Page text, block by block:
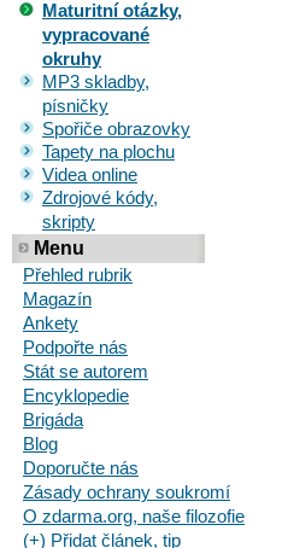
Maturitní otázky,
vypracované
okruhy
MP3 skladby,
písničky
Spořiče obrazovky
Tapety na plochu
Videa online
Zdrojové kódy,
skripty
Menu
Přehled rubrik
Magazín
Ankety
Podpořte nás
Stát se autorem
Encyklopedie
Brigáda
Blog
Doporučte nás
Zásady ochrany soukromí
O zdarma.org, naše filozofie
(+) Přidat článek, tip